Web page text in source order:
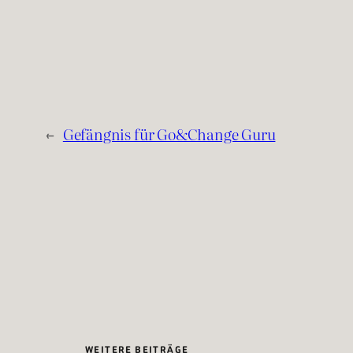
← Gefängnis für Go&Change Guru
WEITERE BEITRÄGE